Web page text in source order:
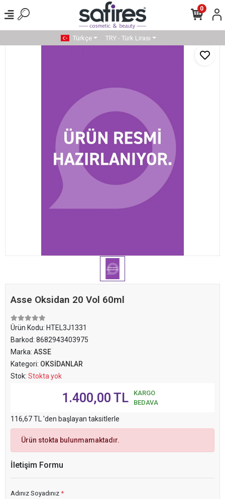
0
Türkçe TRY - Türk Lirası
Asse Oksidan 20 Vol 60ml
Ürün Kodu: HTEL3J1331
Barkod: 8682943403975
Marka: ASSE
Kategori: OKSİDANLAR
Stok: Stokta yok
1.400,00 TL
KARGO
BEDAVA
116,67 TL 'den başlayan taksitlerle
Ürün stokta bulunmamaktadır.
İletişim Formu
Adınız Soyadınız *